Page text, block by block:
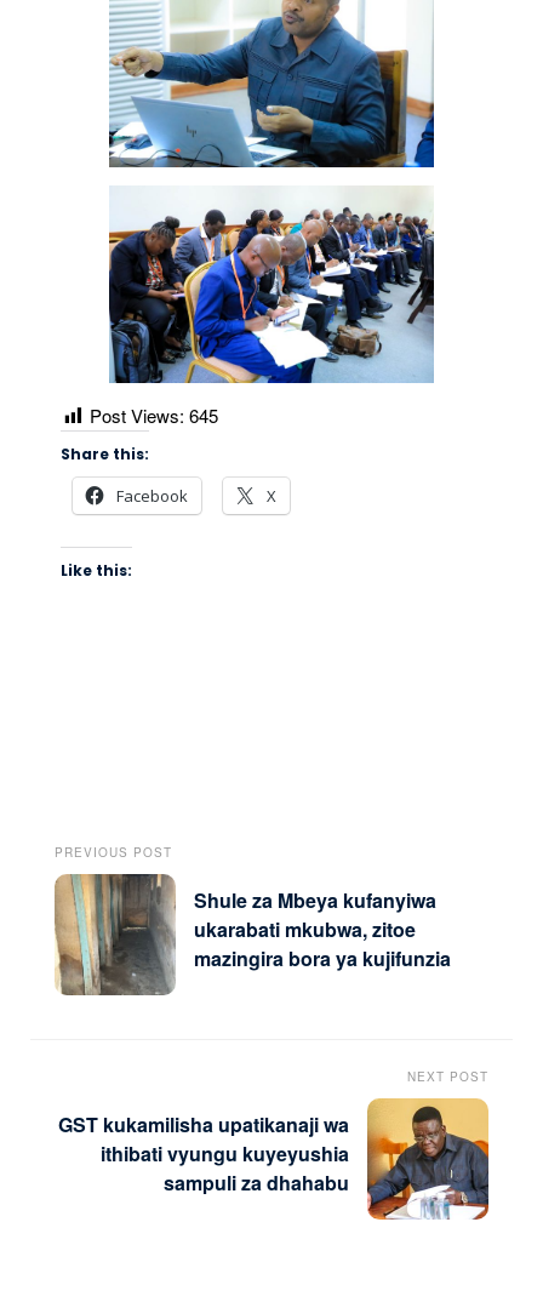
Post Views: 645
Share this:
Facebook X
Like this:
PREVIOUS POST
Shule za Mbeya kufanyiwa
ukarabati mkubwa, zitoe
mazingira bora ya kujifunzia
NEXT POST
GST kukamilisha upatikanaji wa
ithibati vyungu kuyeyushia
sampuli za dhahabu